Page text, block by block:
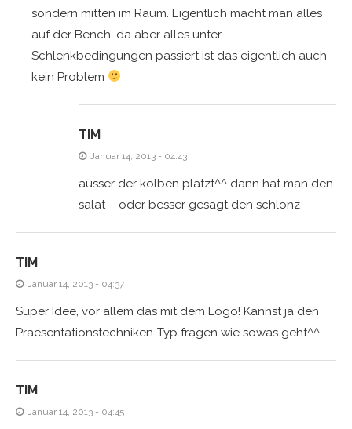
sondern mitten im Raum. Eigentlich macht man alles
auf der Bench, da aber alles unter
Schlenkbedingungen passiert ist das eigentlich auch
kein Problem
TIM
Januar 14, 2013 - 04:43
ausser der kolben platzt^^ dann hat man den
salat – oder besser gesagt den schlonz
TIM
Januar 14, 2013 - 04:37
Super Idee, vor allem das mit dem Logo! Kannst ja den
Praesentationstechniken-Typ fragen wie sowas geht^^
TIM
Januar 14, 2013 - 04:45